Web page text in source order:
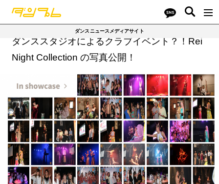
ダンスニュースメディアサイト
ダンススタジオによるクラブイベント？！Rei
Night Collection の写真公開！